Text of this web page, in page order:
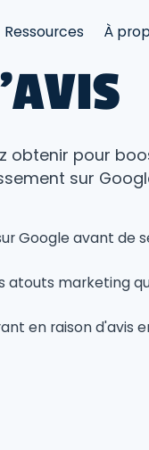
Ressources À
obtenir pour
sur
Google avant de
atouts marketing
en raison d'avis